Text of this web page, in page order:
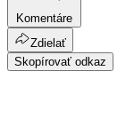
Komentáre
Zdielať
Skopírovať odkaz